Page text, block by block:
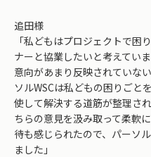
追田様
「私どもはプロジェクトで困
ナーと協業したいと考えてい
意向があまり反映されていな
ソルWSCは私どもの困りごと
使して解決する道筋が整理さ
ちらの意見を汲み取って柔軟
待も感じられたので、パーソ
ました」